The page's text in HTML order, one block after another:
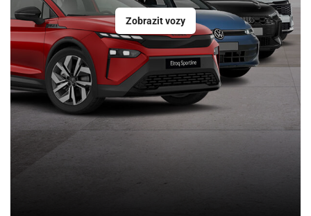
Zobrazit vozy